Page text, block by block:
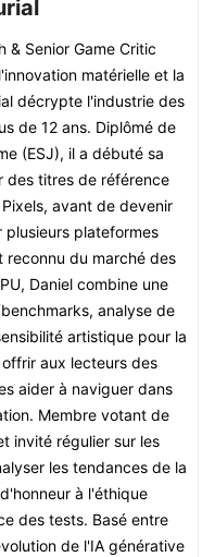
& Senior Game Critic
matérielle et la
décrypte l'industrie des
de 12 ans. Diplômé de
(ESJ), il a débuté sa
des titres de référence
avant de devenir
plateformes
reconnu du marché des
Daniel combine une
analyse de
artistique pour la
aux lecteurs des
aider à naviguer dans
Membre votant de
invité régulier sur les
les tendances de la
à l'éthique
des tests. Basé entre
de l'IA générative